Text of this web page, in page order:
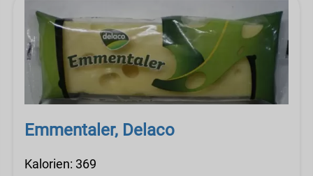
Emmentaler, Delaco
Kalorien: 369